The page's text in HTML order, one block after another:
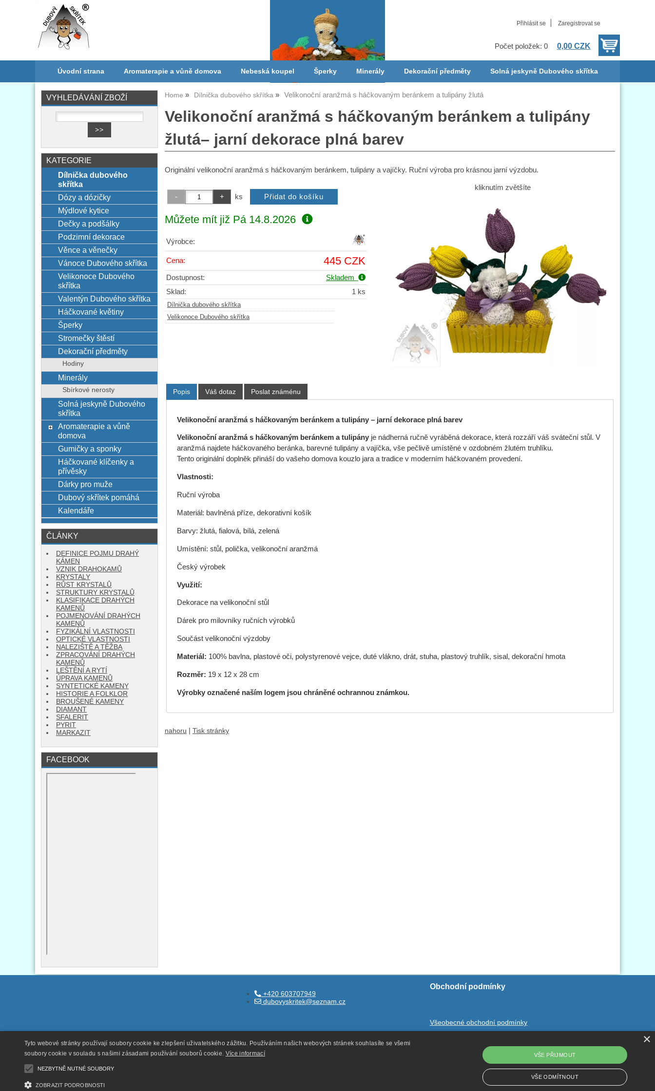
Přihlásit se Zaregistrovat se
Počet položek: 0 0,00 CZK
Úvodní strana Aromaterapie a vůně domova Nebeská koupel Šperky Minerály Dekorační předměty Solná jeskyně Dubového skřítka
Home Dílnička dubového skřítka Velikonoční aranžmá s háčkovaným beránkem a tulipány žlutá
Velikonoční aranžmá s háčkovaným beránkem a tulipány
žlutá– jarní dekorace plná barev
Originální velikonoční aranžmá s háčkovaným beránkem, tulipány a vajíčky. Ruční výroba pro krásnou jarní výzdobu.
kliknutím zvětšíte
ks
Můžete mít již Pá 14.8.2026
Výrobce:
Cena: 445 CZK
Dostupnost:
Skladem
Sklad:
1 ks
Dílnička dubového skřítka
Velikonoce Dubového skřítka
Popis Váš dotaz Poslat známénu
Velikonoční aranžmá s háčkovaným beránkem a tulipány – jarní dekorace plná barev
Velikonoční aranžmá s háčkovaným beránkem a tulipányje nádherná ručně vyráběná dekorace, která rozzáří váš sváteční stůl. V
aranžmá najdete háčkovaného beránka, barevné tulipány a vajíčka, vše pečlivě umístěné v ozdobném žlutém truhlíku.
Tento originální doplněk přináší do vašeho domova kouzlo jara a tradice v moderním háčkovaném provedení.
Vlastnosti:
Ruční výroba
Materiál: bavlněná příze, dekorativní košík
Barvy: žlutá, fialová, bílá, zelená
Umístění: stůl, polička, velikonoční aranžmá
Český výrobek
Využití:
Dekorace na velikonoční stůl
Dárek pro milovníky ručních výrobků
Součást velikonoční výzdoby
Materiál: 100% bavlna, plastové oči, polystyrenové vejce, duté vlákno, drát, stuha, plastový truhlík, sisal, dekorační hmota
Rozměr: 19 x 12 x 28 cm
Výrobky označené naším logem jsou chráněné ochrannou známkou.
nahoru | Tisk stránky
VYHLEDÁVÁNÍ ZBOŽÍ
KATEGORIE
Dílnička dubového
skřítka
Dózy a dózičky
Mýdlové kytice
Dečky a podšálky
Podzimní dekorace
Věnce a věnečky
Vánoce Dubového skřítka
Velikonoce Dubového
skřítka
Valentýn Dubového skřítka
Háčkované květiny
Šperky
Stromečky štěstí
Dekorační předměty
Hodiny
Minerály
Sbírkové nerosty
Solná jeskyně Dubového
skřítka
Aromaterapie a vůně
domova
Gumičky a sponky
Háčkované klíčenky a
přívěsky
Dárky pro muže
Dubový skřítek pomáhá
Kalendáře
ČLÁNKY
DEFINICE POJMU DRAHÝ
KÁMEN
VZNIK DRAHOKAMŮ
KRYSTALY
RŮST KRYSTALŮ
STRUKTURY KRYSTALŮ
KLASIFIKACE DRAHÝCH
KAMENŮ
POJMENOVÁNÍ DRAHÝCH
KAMENŮ
FYZIKÁLNÍ VLASTNOSTI
OPTICKÉ VLASTNOSTI
NALEZIŠTĚ A TĚŽBA
ZPRACOVÁNÍ DRAHÝCH
KAMENŮ
LEŠTĚNÍ A RYTÍ
ÚPRAVA KAMENŮ
SYNTETICKÉ KAMENY
HISTORIE A FOLKLOR
BROUŠENÉ KAMENY
DIAMANT
SFALERIT
PYRIT
MARKAZIT
FACEBOOK
+420 603707949
dubovyskritek@seznam.cz
Obchodní podmínky
Všeobecné obchodní podmínky
Odstoupení od smlouvy
×
Tyto webové stránky používají soubory cookie ke zlepšení uživatelského zážitku. Používáním našich webových stránek souhlasíte se všemi
soubory cookie v souladu s našimi zásadami používání souborů cookie. Více informací
NEZBYTNĚ NUTNÉ SOUBORY
ZOBRAZIT PODROBNOSTI
VŠE PŘIJMOUT
VŠE ODMÍTNOUT